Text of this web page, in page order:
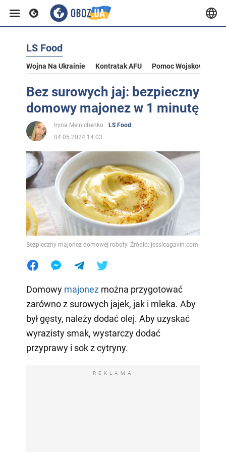
LS Food
Wojna Na Ukrainie Kontratak AFU Pomoc Wojskowa Dla
Bez surowych jaj: bezpieczny
domowy majonez w 1 minutę
Iryna Melnichenko
LS Food
04.05.2024 14:03
Bezpieczny majonez domowej roboty. Źródło: jessicagavin.com
Domowy majonezmożna przygotować
zarówno z surowych jajek, jak i mleka. Aby
był gęsty, należy dodać olej. Aby uzyskać
wyrazisty smak, wystarczy dodać
przyprawy i sok z cytryny.
REKLAMA